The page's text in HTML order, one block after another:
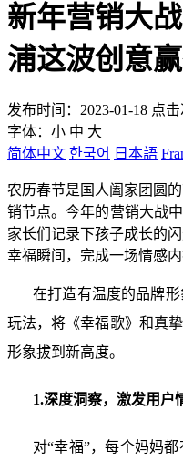
新年营销大
浦这波创意
发布时间：2023-01-18 点
字体： 小 中 大
简体中文 한국어 日本語
农历春节是国人阖家团圆
销节点。今年的营销大战
家长们记录下孩子成长的
幸福瞬间，完成一场情感
在打造有温度的品牌
玩法，将《幸福歌》和真
形象拔到新高度。
1.深度洞察，激发用户
对“幸福”，每个妈妈